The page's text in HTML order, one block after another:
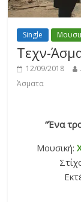
Single
Τεχν-
12/09/2018
Άσματα
“Ένα
Μουσική: